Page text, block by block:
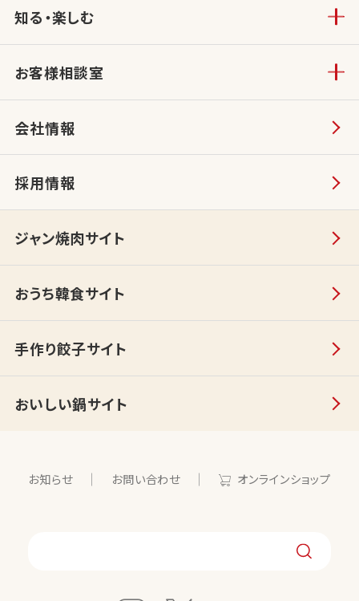
知る・楽しむ
お客様相談室
会社情報
採用情報
ジャン焼肉サイト
おうち韓食サイト
手作り餃子サイト
おいしい鍋サイト
お知らせ お問い合わせ オンラインショップ